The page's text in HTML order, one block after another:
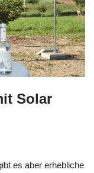
Solar
es aber erhebliche